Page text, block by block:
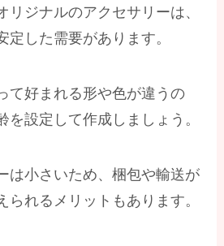
リジナルのアクセサリーは、
定した需要があります。
て好まれる形や色が違うの
を設定して作成しましょう。
は小さいため、梱包や輸送が
られるメリットもあります。